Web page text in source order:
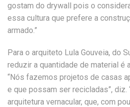
gostam do drywall pois o
essa cultura que prefere a
armado.”
Para o arquiteto Lula Gouveia, do
reduzir a quantidade de material é
“Nós fazemos projetos de casas
e que possam ser recicladas”, diz.
arquitetura vernacular, que, com